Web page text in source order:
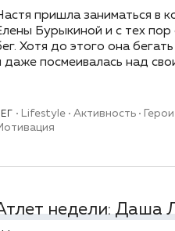
пришла заниматься в
Бурыкиной и с тех
Хотя до этого она
даже посмеивалась над
Lifestyle Активность Герои
недели: Даша